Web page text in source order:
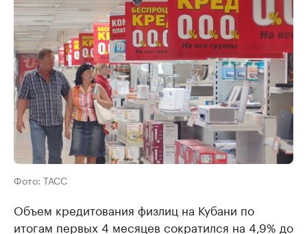
Фото: ТАСС
Объем кредитования физлиц на Кубани по
итогам первых 4 месяцев сократился на 4,9% до